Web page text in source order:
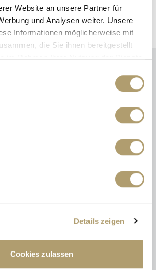
Website an unsere Partner für
und Analysen weiter. Unsere
Informationen möglicherweise mit
die Sie ihnen bereitgestellt
im Rahmen Ihrer Nutzung der Dienste
Details zeigen
Cookies zulassen
(Verbrauchsausweis)
GAS
bis